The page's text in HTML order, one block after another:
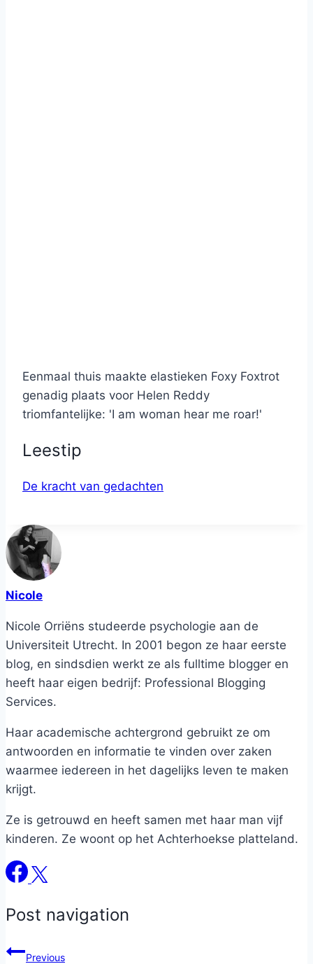
Eenmaal thuis maakte elastieken Foxy Foxtrot
genadig plaats voor Helen Reddy
triomfantelijke: 'I am woman hear me roar!'
Leestip
De kracht van gedachten
Nicole
Nicole Orriëns studeerde psychologie aan de
Universiteit Utrecht. In 2001 begon ze haar eerste
blog, en sindsdien werkt ze als fulltime blogger en
heeft haar eigen bedrijf: Professional Blogging
Services.
Haar academische achtergrond gebruikt ze om
antwoorden en informatie te vinden over zaken
waarmee iedereen in het dagelijks leven te maken
krijgt.
Ze is getrouwd en heeft samen met haar man vijf
kinderen. Ze woont op het Achterhoekse platteland.
Post navigation
Previous